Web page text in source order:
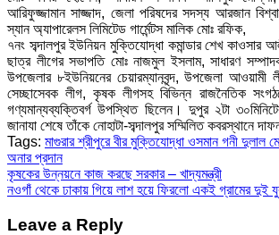
আরিফুজ্জামান সাজ্জাদ, জেলা পরিষদের সদস্য আরজান বিশ্বাস
স্যান অ্যাপারেলস লিমিটেড গার্মেন্টস মালিক মোঃ রফিক,
৭নং সব্দালপুর ইউনিয়ন মুক্তিযোদ্ধা কমান্ডার শেখ কাওসার
ছাত্র লীগের সভাপতি মোঃ নাজমুল ইসলাম, সাধারণ
উপজেলার ৮ইউনিয়নের চেয়ারম্যানবৃন্দ, উপজেলা আওয়ামী
সেচ্ছাসেবক লীগ, কৃষক লীগসহ বিভিন্ন রাজনৈতিক
গণ্যমান্যব্যক্তিবর্গ উপস্থিত ছিলেন। দুপুর ২টা
জানাযা শেষে তাঁকে নোহাটা-সব্দালপুর সম্মিলিত কবরস্থানে
Tags: মাগুরার শ্রীপুরে বীর মুক্তিযোদ্ধা ওসমান গনী দুলাল
অনার প্রদান
Post
navigation
কৃষকের উন্নয়নে কাজ করছে সরকার – খাদ্যমন্ত্রী
নওগাঁ থেকে ঢাকায় গিয়ে লাশ হয়ে ফিরলো একই গ্রামের দুই
Leave a Reply